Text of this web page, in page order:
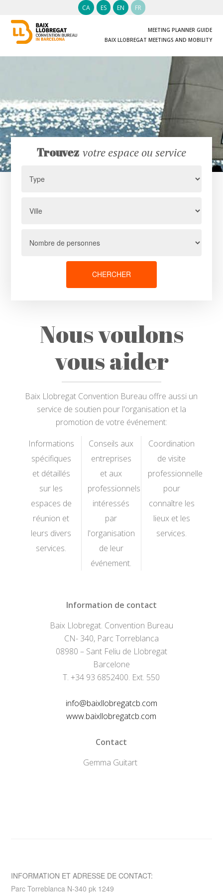
MEETING PLANNER GUIDE
BAIX LLOBREGAT MEETINGS AND MOBILITY
CA ES EN FR
Trouvez votre espace ou service
CHERCHER
Nous voulons
vous aider
Baix Llobregat Convention Bureau offre aussi un
service de soutien pour l'organisation et la
promotion de votre événement:
Informations
spécifiques
et détaillés
sur les
espaces de
réunion et
leurs divers
services.
Conseils aux
entreprises
et aux
professionnels
intéressés
par
l'organisation
de leur
événement.
Coordination
de visite
professionnelle
pour
connaître les
lieux et les
services.
Information de contact
Baix Llobregat. Convention Bureau
CN- 340, Parc Torreblanca
08980 – Sant Feliu de Llobregat
Barcelone
T. +34 93 6852400. Ext. 550
info@baixllobregatcb.com
www.baixllobregatcb.com
Contact
Gemma Guitart
INFORMATION ET ADRESSE DE CONTACT:
Parc Torreblanca N-340 pk 1249